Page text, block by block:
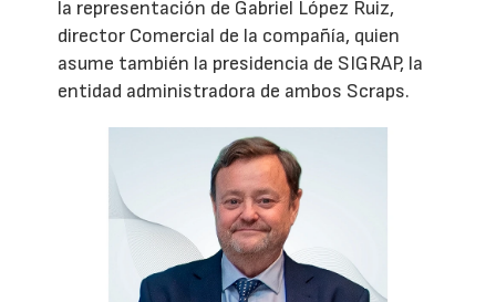
la representación de Gabriel López Ruiz,
director Comercial de la compañía, quien
asume también la presidencia de SIGRAP, la
entidad administradora de ambos Scraps.